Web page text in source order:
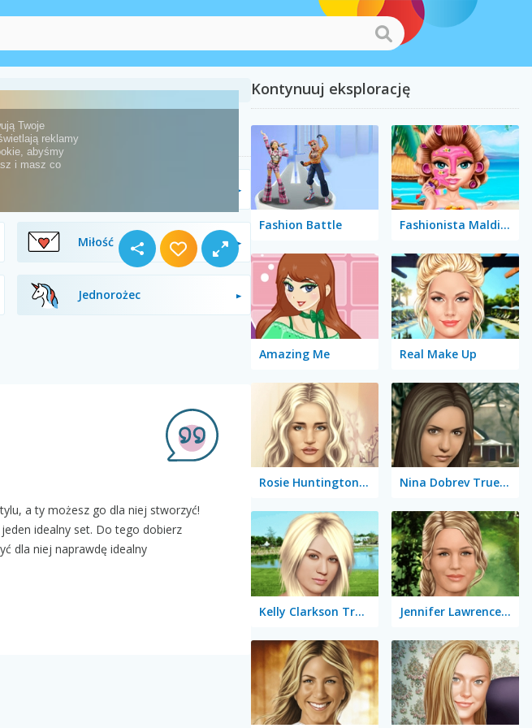
Miłość
Jednorożec
a ty możesz go dla niej stworzyć!
idealny set. Do tego dobierz
dla niej naprawdę idealny
Kontynuuj eksplorację
Fashion Battle Fashionista Maldives
Amazing Me Real Make Up
Rosie Huntington-Whiteley True Make Up Nina Dobrev True Make Up
Kelly Clarkson True Make Up Jennifer Lawrence True Make Up